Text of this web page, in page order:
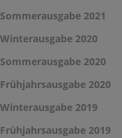
Sommerausgabe 2021
Winterausgabe 2020
Sommerausgabe 2020
Frühjahrsausgabe 2020
Winterausgabe 2019
Frühjahrsausgabe 2019